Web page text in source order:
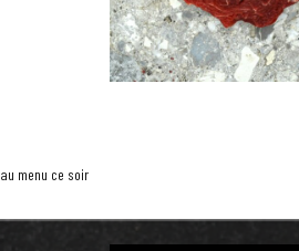
au menu ce soir